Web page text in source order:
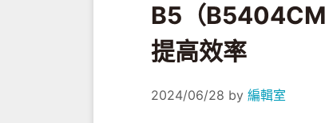
B5（
提高效率
2024/06/28 by 編輯室